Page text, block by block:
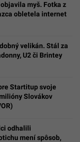
myš. Fotka z
obletela internet
velikán. Stál za
U2 či Brintey
Startitup svoje
Slovákov
odhalili
mení spôsob,